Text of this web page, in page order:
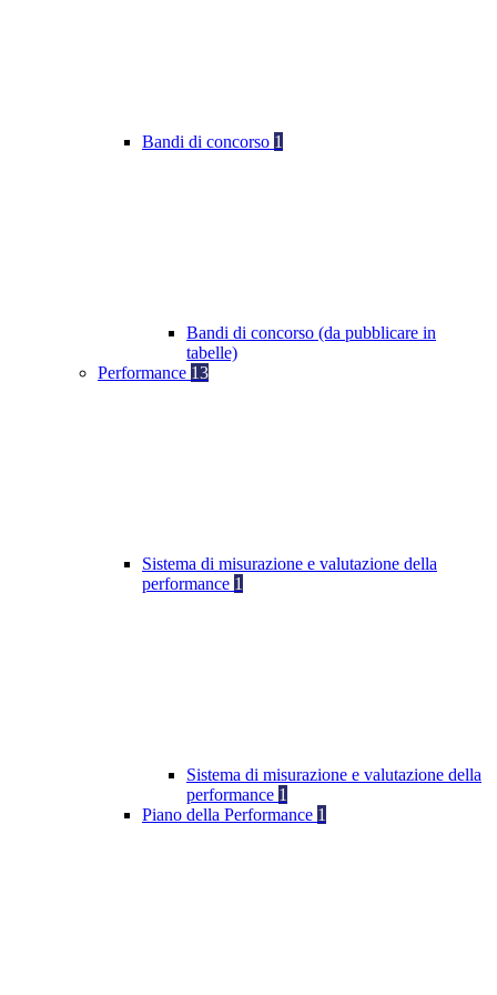
Bandi di concorso 1
Bandi di concorso (da pubblicare in
tabelle)
Performance 13
Sistema di misurazione e valutazione della
performance 1
Sistema di misurazione e valutazione della
performance 1
Piano della Performance 1